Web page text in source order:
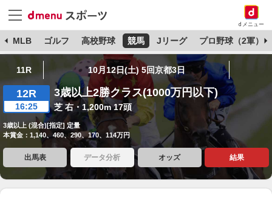
dメニュー
MLB ゴルフ 高校野球 競馬 Jリーグ プロ野球（2軍）
11R 10月12日(土) 5回京都3日
12R
16:25
3歳以上2勝クラス(1000万円以下)
芝 右・1,200m 17頭
3歳以上 (混合)[指定] 定量
本賞金：1,140、460、290、170、114万円
出馬表 データ分析 オッズ 結果